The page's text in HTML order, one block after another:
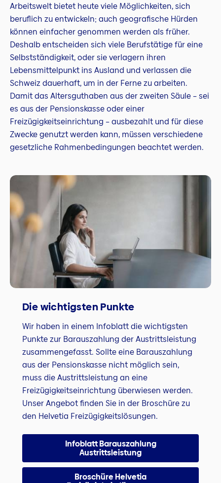
Arbeitswelt bietet heute viele Möglichkeiten, sich
beruflich zu entwickeln; auch geografische Hürden
können einfacher genommen werden als früher.
Deshalb entscheiden sich viele Berufstätige für eine
Selbstständigkeit, oder sie verlagern ihren
Lebensmittelpunkt ins Ausland und verlassen die
Schweiz dauerhaft, um in der Ferne zu arbeiten.
Damit das Altersguthaben aus der zweiten Säule – sei
es aus der Pensionskasse oder einer
Freizügigkeitseinrichtung – ausbezahlt und für diese
Zwecke genutzt werden kann, müssen verschiedene
gesetzliche Rahmenbedingungen beachtet werden.
Die wichtigsten Punkte
Wir haben in einem Infoblatt die wichtigsten
Punkte zur Barauszahlung der Austrittsleistung
zusammengefasst. Sollte eine Barauszahlung
aus der Pensionskasse nicht möglich sein,
muss die Austrittsleistung an eine
Freizügigkeitseinrichtung überwiesen werden.
Unser Angebot finden Sie in der Broschüre zu
den Helvetia Freizügigkeitslösungen.
Infoblatt Barauszahlung
Austrittsleistung
Broschüre Helvetia